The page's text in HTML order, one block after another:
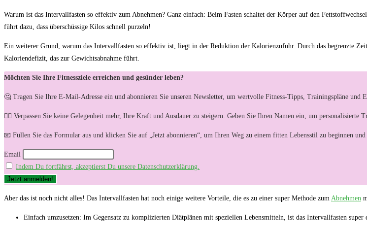
Warum ist das ⁣Intervallfasten ⁤so effektiv zum ⁣Abnehmen? Ganz einfach: Beim Fasten schaltet der Körper auf‍ den
führt ​dazu, dass überschüssige ​Kilos schnell ⁤purzeln!
Ein weiterer Grund,⁢ warum das Intervallfasten so effektiv ⁢ist, liegt in der Reduktion der Kalorienzufuhr.⁣ Durch das begrenzte
‍Kaloriendefizit, ​das zur Gewichtsabnahme führt.
Möchten Sie Ihre Fitnessziele erreichen und gesünder leben?
🤔 Tragen Sie Ihre E-Mail-Adresse ein und abonnieren Sie unseren Newsletter, um wertvolle Fitness-Tipps, Trainingspläne und
🏋️‍♀️ Verpassen Sie keine Gelegenheit mehr, Ihre Kraft und Ausdauer zu steigern. Geben Sie Ihren Namen ein, um personalisierte
📧 Füllen Sie das Formular aus und klicken Sie auf „Jetzt abonnieren“, um Ihren Weg zu einem fitten Lebensstil zu beginnen
Email
Indem Du fortfährst, akzeptierst Du unsere Datenschutzerklärung.
Aber das ist noch nicht alles!⁣ Das Intervallfasten hat noch​ einige weitere Vorteile, die​ es zu einer super Methode zum Abnehmen
Einfach umzusetzen: Im Gegensatz‍ zu komplizierten Diätplänen​ mit speziellen‍ Lebensmitteln, ⁤ist das ⁣Intervallfasten